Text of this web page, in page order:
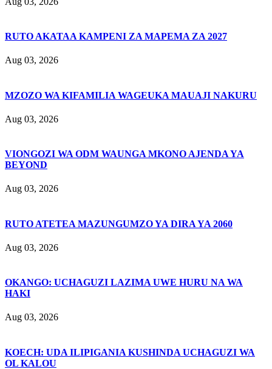
RUTO AKATAA KAMPENI ZA MAPEMA ZA 2027
Aug 03, 2026
MZOZO WA KIFAMILIA WAGEUKA MAUAJI NAKURU
Aug 03, 2026
VIONGOZI WA ODM WAUNGA MKONO AJENDA YA
BEYOND
Aug 03, 2026
RUTO ATETEA MAZUNGUMZO YA DIRA YA 2060
Aug 03, 2026
OKANGO: UCHAGUZI LAZIMA UWE HURU NA WA
HAKI
Aug 03, 2026
KOECH: UDA ILIPIGANIA KUSHINDA UCHAGUZI WA
OL KALOU